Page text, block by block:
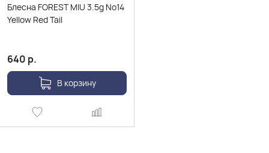
Блесна FOREST MIU 3.5g No14
Yellow Red Tail
640 р.
В корзину